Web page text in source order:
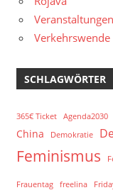
Veranstaltungen
Verkehrswende
SCHLAGWÖRTER
365€ Ticket Agenda2030
China Demokratie
Feminismus
Frauentag freelina